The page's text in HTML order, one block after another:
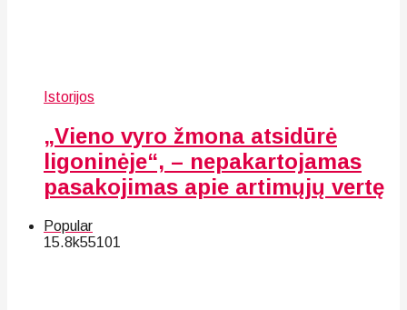
Istorijos
„Vieno vyro žmona atsidūrė
ligoninėje“, – nepakartojamas
pasakojimas apie artimųjų vertę
Popular
15.8k55101